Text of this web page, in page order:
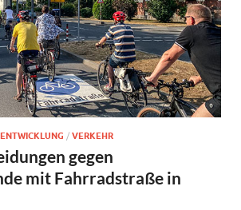
/ VERKEHR
gegen
mit Fahrradstraße in